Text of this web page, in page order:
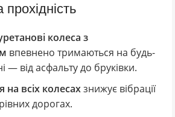
колеса з
впевнено тримаються на будь-
— від асфальту до бруківки.
на всіх колесахзнижує вібрації
дорогах.